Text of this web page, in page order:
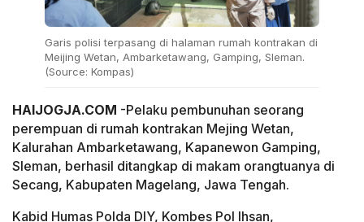
Garis polisi terpasang di halaman rumah kontrakan di
Meijing Wetan, Ambarketawang, Gamping, Sleman.
(Source: Kompas)
HAIJOGJA.COM -Pelaku pembunuhan seorang
perempuan di rumah kontrakan Mejing Wetan,
Kalurahan Ambarketawang, Kapanewon Gamping,
Sleman, berhasil ditangkap di makam orangtuanya di
Secang, Kabupaten Magelang, Jawa Tengah.
Kabid Humas Polda DIY, Kombes Pol Ihsan,